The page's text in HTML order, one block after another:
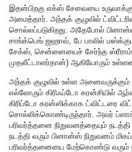
இதன்பிறகு எக்ஸ் சேவையை
அமைத்தார். அந்தக் குழுவில்
சொல்லப்படுகிறது. அதேபோல்
சாங்க்பெங் ஜஹாவ், பே பாலில்
சேக்ஸ், சென்னையைச் சேர்ந்த
முதலீட்டாளர்தான்) ஆகியோரும்
அந்தக் குழுவில் உள்ள அனைவருக்கும்
எல்லோரும் கிரிஃப்டோ கரன்சியில்
கிரிப்டோ கரன்ஸிக்காக ட்விட்டரை
சொல்லிக்கொண்டிருந்தார். அவர் ப்ளாக்
பரிவர்த்தனை நிறுவனத்தையும்
நடத்தி வரும் பினான்ஸ் நிறுவனம்
பரிவர்த்தனையை மேற்கொண்டு வரும்